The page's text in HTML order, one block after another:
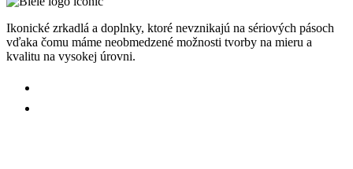
Ikonické zrkadlá a doplnky, ktoré nevznikajú na sériových pásoch
vďaka čomu máme neobmedzené možnosti tvorby na mieru a
kvalitu na vysokej úrovni.